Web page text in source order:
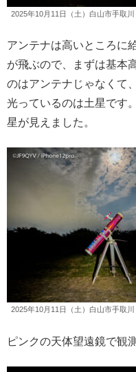
2025年10月11日（土）白山市手取川
アンテナは高いところに
が飛ぶので、まずは基本
のはアンテナじゃなくて
光っているのは土星です
星が見えました。
2025年10月11日（土）白山市手取川
ピンクの天体望遠鏡で観